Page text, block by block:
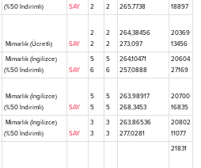
(%50 İndirimli)
SAY
2
2
265,7738
18897
Mimarlık (Ücretli) SAY
2
2
2
2
264,38456
273,097
20369
13456
Mimarlık (İngilizce)
(%50 İndirimli)
SAY
5
6
5
6
264,10471
257,0888
20604
27169
Mimarlık (İngilizce)
(%50 İndirimli)
SAY
5
5
5
5
263,98917
268,3453
20700
16835
Mimarlık (İngilizce)
(%50 İndirimli)
SAY
3
3
3
3
263,86536
277,0281
20802
11077
21831